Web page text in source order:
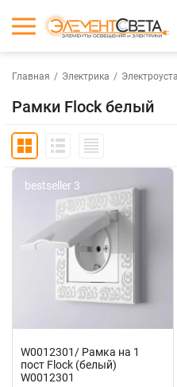
Главная / Электрика /
Рамки Flock белый
bestseller 3
W0012301/ Рамка на 1
пост Flock (белый)
W0012301